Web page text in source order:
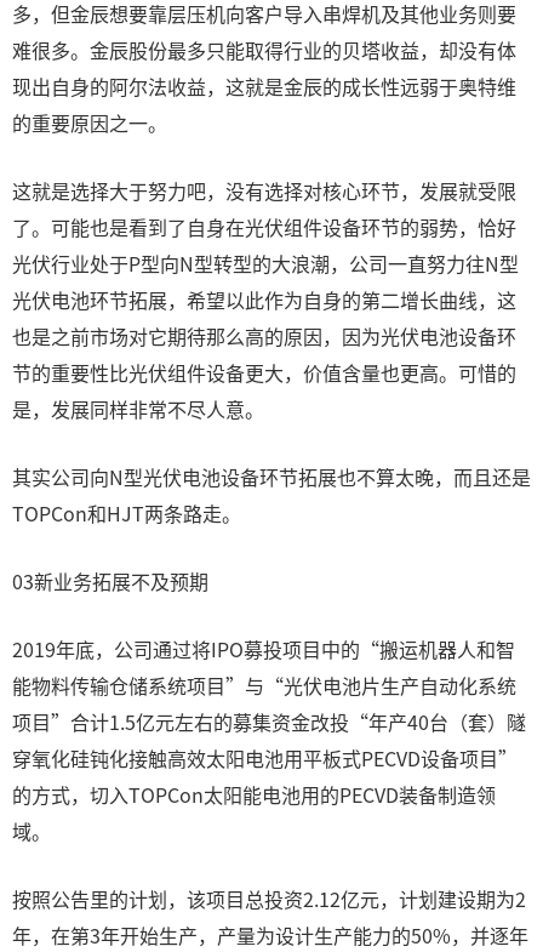
多，但金辰想要靠层压机向客户导入串焊机及其他业务则要
难很多。金辰股份最多只能取得行业的贝塔收益，却没有体
现出自身的阿尔法收益，这就是金辰的成长性远弱于奥特维
的重要原因之一。
这就是选择大于努力吧，没有选择对核心环节，发展就受限
了。可能也是看到了自身在光伏组件设备环节的弱势，恰好
光伏行业处于P型向N型转型的大浪潮，公司一直努力往N型
光伏电池环节拓展，希望以此作为自身的第二增长曲线，这
也是之前市场对它期待那么高的原因，因为光伏电池设备环
节的重要性比光伏组件设备更大，价值含量也更高。可惜的
是，发展同样非常不尽人意。
其实公司向N型光伏电池设备环节拓展也不算太晚，而且还是
TOPCon和HJT两条路走。
03新业务拓展不及预期
2019年底，公司通过将IPO募投项目中的“搬运机器人和智
能物料传输仓储系统项目”与“光伏电池片生产自动化系统
项目”合计1.5亿元左右的募集资金改投“年产40台（套）隧
穿氧化硅钝化接触高效太阳电池用平板式PECVD设备项目”
的方式，切入TOPCon太阳能电池用的PECVD装备制造领
域。
按照公告里的计划，该项目总投资2.12亿元，计划建设期为2
年，在第3年开始生产，产量为设计生产能力的50%，并逐年